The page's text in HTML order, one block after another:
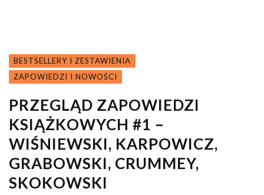
BESTSELLERY I ZESTAWIENIA
ZAPOWIEDZI I NOWOŚCI
PRZEGLĄD ZAPOWIEDZI
KSIĄŻKOWYCH #1 –
WIŚNIEWSKI, KARPOWICZ,
GRABOWSKI, CRUMMEY,
SKOKOWSKI